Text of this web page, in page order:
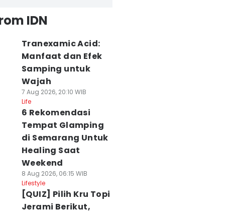
IDN
Tranexamic Acid:
Manfaat dan Efek
Samping untuk
Wajah
7 Aug 2026, 20:10 WIB
Life
6 Rekomendasi
Tempat Glamping
di Semarang Untuk
Healing Saat
Weekend
8 Aug 2026, 06:15 WIB
Lifestyle
[QUIZ] Pilih Kru Topi
Jerami Berikut,